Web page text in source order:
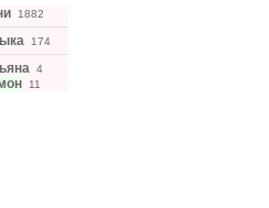
1882
174
4
11